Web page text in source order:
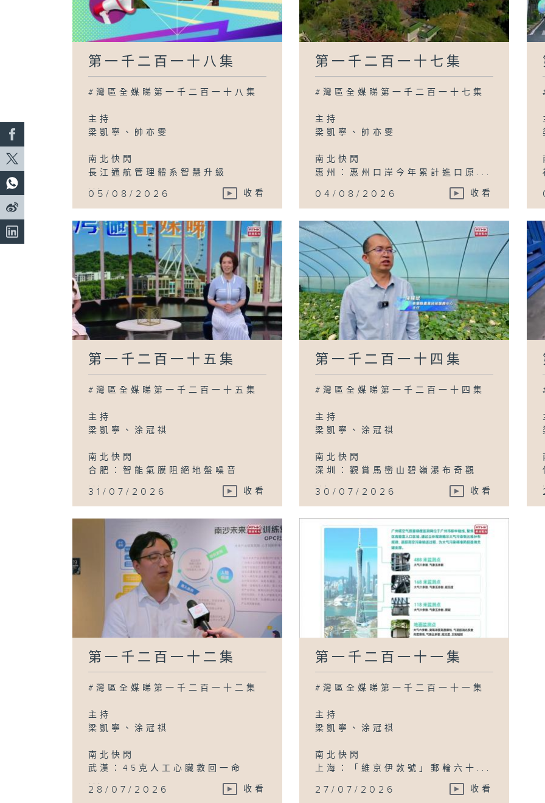
第一千二百一十八集
#灣區全媒睇第一千二百一十八集
主持
梁凱寧、帥亦雯
南北快閃
長江通航管理體系智慧升級
...
05/08/2026 收看
第一千二百一十七集
#灣區全媒睇第一千二百一十七集
主持
梁凱寧、帥亦雯
南北快閃
惠州：惠州口岸今年累計進口原...
04/08/2026 收看
第一千二百一十五集
#灣區全媒睇第一千二百一十五集
主持
梁凱寧、涂冠祺
南北快閃
合肥：智能氣膜阻絕地盤噪音
...
31/07/2026 收看
第一千二百一十四集
#灣區全媒睇第一千二百一十四集
主持
梁凱寧、涂冠祺
南北快閃
深圳：觀賞馬巒山碧嶺瀑布奇觀
...
30/07/2026 收看
第一千二百一十二集
#灣區全媒睇第一千二百一十二集
主持
梁凱寧、涂冠祺
南北快閃
武漢：45克人工心臟救回一命
...
28/07/2026 收看
第一千二百一十一集
#灣區全媒睇第一千二百一十一集
主持
梁凱寧、涂冠祺
南北快閃
上海：「維京伊敦號」郵輪六十...
27/07/2026 收看